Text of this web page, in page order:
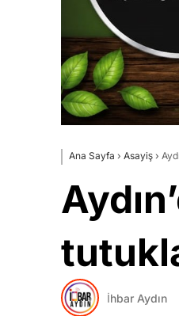
Ana Sayfa › Asayiş ›
İhbar Aydın